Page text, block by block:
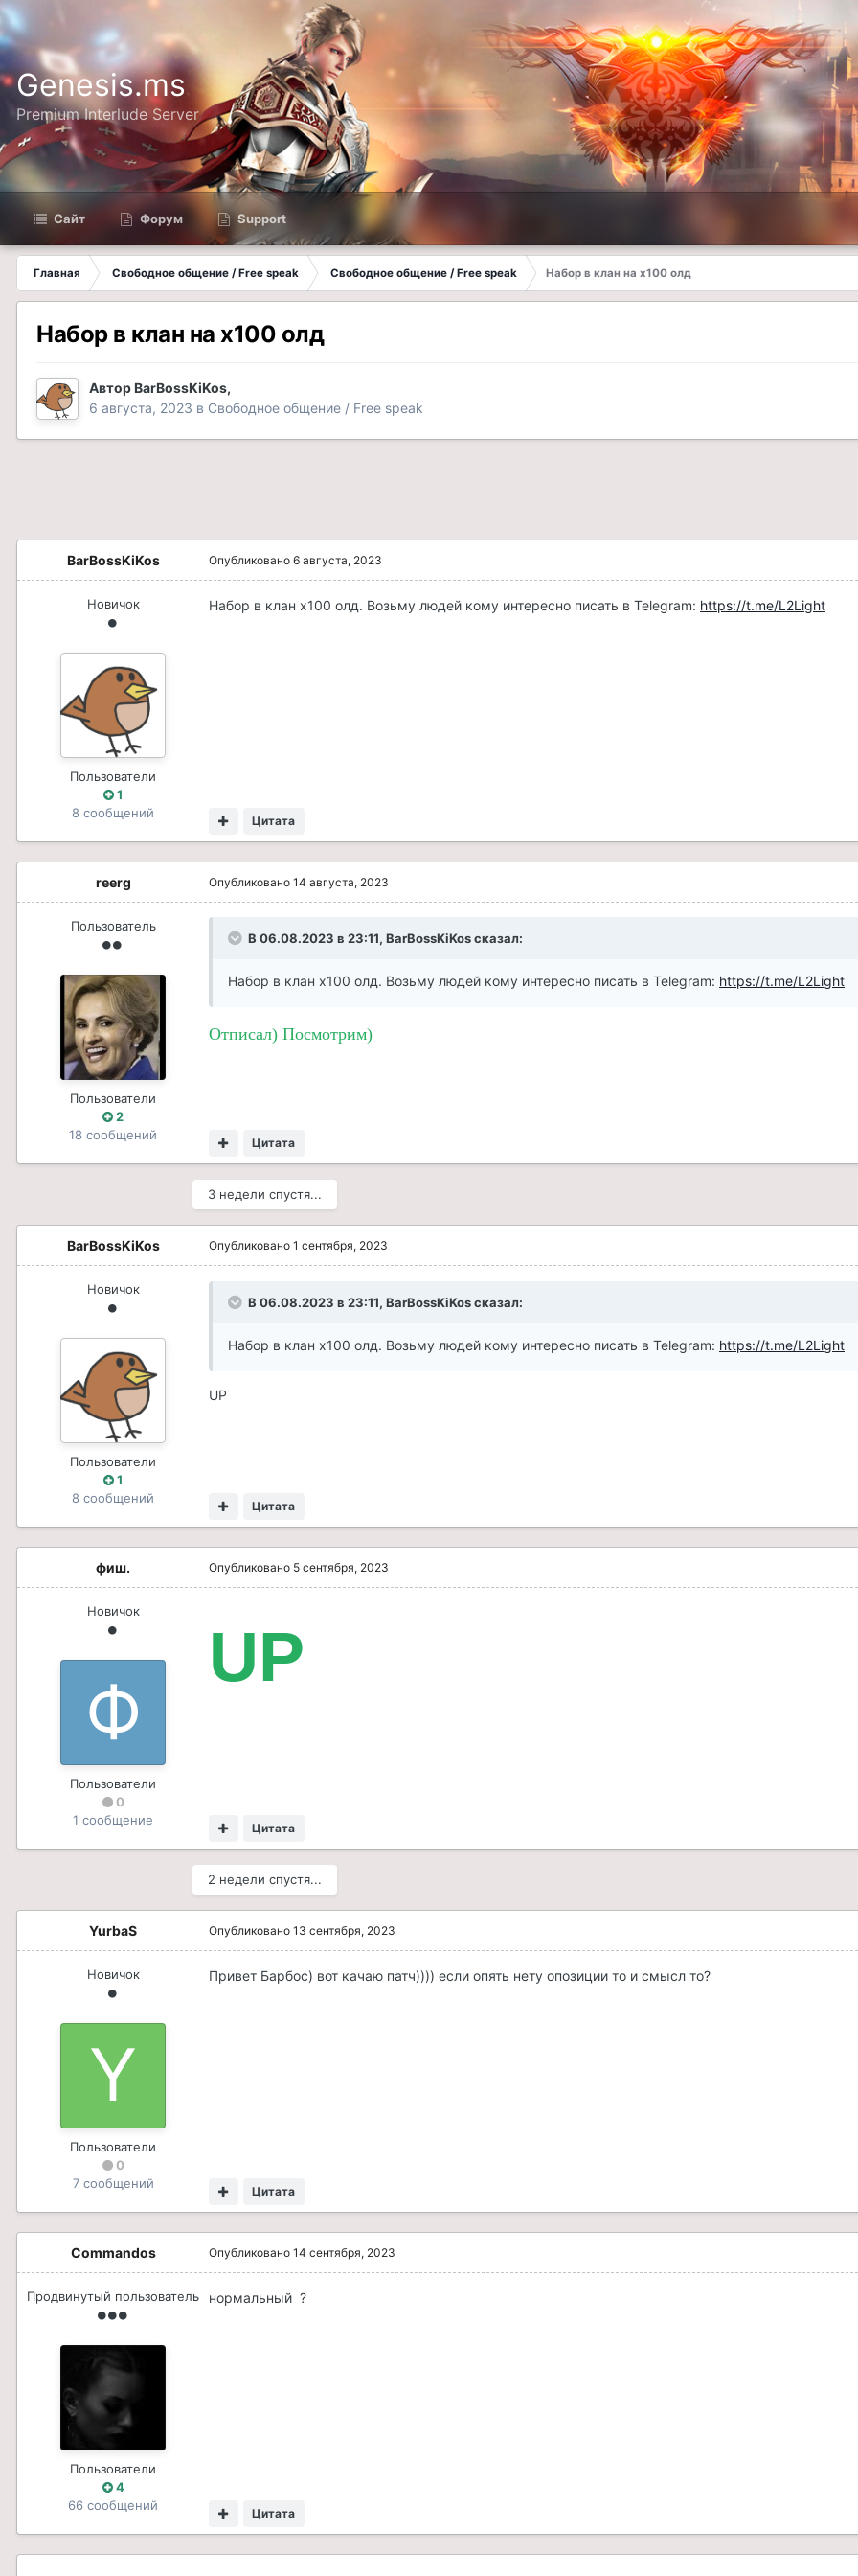
Genesis.ms
Premium Interlude Server
Сайт Форум Support
Главная Свободное общение / Free speak Свободное общение / Free speak Набор в клан на х100 олд
Набор в клан на х100 олд
АвторBarBossKiKos,
6 августа, 2023 в Свободное общение / Free speak
BarBossKiKos
Новичок
Пользователи
1
8 сообщений
Опубликовано 6 августа, 2023
Набор в клан х100 олд. Возьму людей кому интересно писать в Telegram: https://t.me/L2Light
Цитата
reerg
Пользователь
Пользователи
2
18 сообщений
Опубликовано 14 августа, 2023
В 06.08.2023 в 23:11, BarBossKiKosсказал:
Набор в клан х100 олд. Возьму людей кому интересно писать в Telegram: https://t.me/L2Light
Отписал) Посмотрим)
Цитата
3 недели спустя...
BarBossKiKos
Новичок
Пользователи
1
8 сообщений
Опубликовано 1 сентября, 2023
В 06.08.2023 в 23:11, BarBossKiKosсказал:
Набор в клан х100 олд. Возьму людей кому интересно писать в Telegram: https://t.me/L2Light
UP
Цитата
фиш.
Новичок
Пользователи
0
1 сообщение
Опубликовано 5 сентября, 2023
UP
Цитата
2 недели спустя...
YurbaS
Новичок
Пользователи
0
7 сообщений
Опубликовано 13 сентября, 2023
Привет Барбос) вот качаю патч)))) если опять нету опозиции то и смысл то?
Цитата
Commandos
Продвинутый пользователь
Пользователи
4
66 сообщений
Опубликовано 14 сентября, 2023
нормальный ?
Цитата